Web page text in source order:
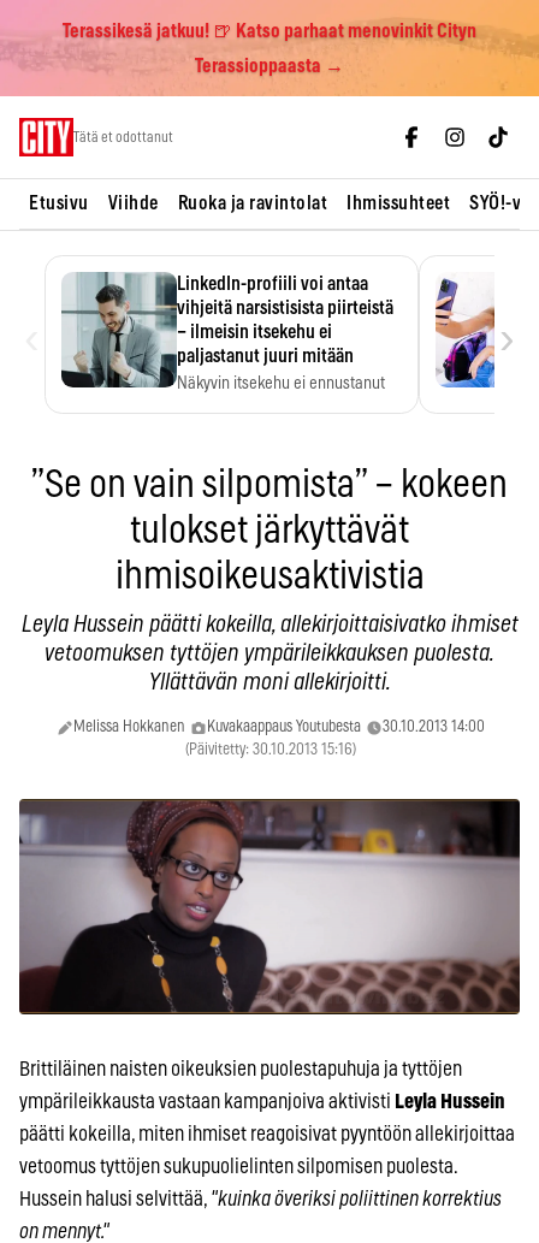
Terassikesä jatkuu! 🍺 Katso parhaat menovinkit Cityn
Terassioppaasta →
Tätä et odottanut
Etusivu Viihde Ruoka ja ravintolat Ihmissuhteet SYÖ!-
LinkedIn-profiili voi antaa
vihjeitä narsistisista piirteistä
– ilmeisin itsekehu ei
paljastanut juuri mitään
Näkyvin itsekehu ei ennustanut
›
”Se on vain silpomista” – kokeen
tulokset järkyttävät
ihmisoikeusaktivistia
Leyla Hussein päätti kokeilla, allekirjoittaisivatko ihmiset
vetoomuksen tyttöjen ympärileikkauksen puolesta.
Yllättävän moni allekirjoitti.
Melissa Hokkanen Kuvakaappaus Youtubesta 30.10.2013 14:00
(Päivitetty: 30.10.2013 15:16)
Brittiläinen naisten oikeuksien puolestapuhuja ja tyttöjen
ympärileikkausta vastaan kampanjoiva aktivisti Leyla Hussein
päätti kokeilla, miten ihmiset reagoisivat pyyntöön allekirjoittaa
vetoomus tyttöjen sukupuolielinten silpomisen puolesta.
Hussein halusi selvittää, "kuinka överiksi poliittinen korrektius
on mennyt."